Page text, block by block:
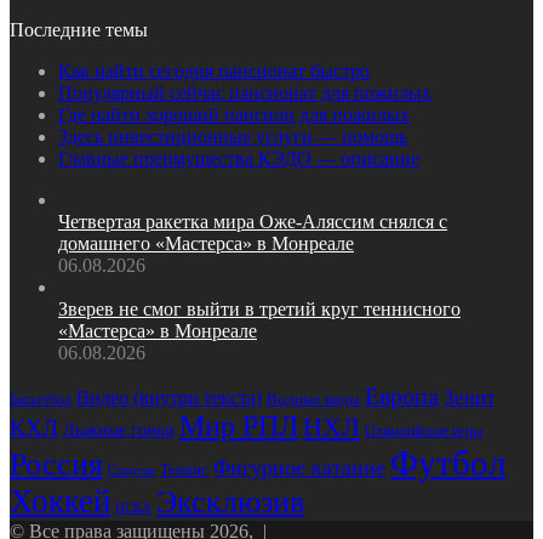
Последние темы
Как найти сегодня пансионат быстро
Популярный сейчас пансионат для пожилых
Где найти хороший пансион для пожилых
Здесь инвестиционные услуги — помощь
Главные преимущества КЭДО — описание
Четвертая ракетка мира Оже‑Аляссим снялся с
домашнего «Мастерса» в Монреале
06.08.2026
Зверев не смог выйти в третий круг теннисного
«Мастерса» в Монреале
06.08.2026
Баскетбол Видео (внутри текста) Водные виды Европа Зенит
КХЛ Лыжные гонки Мир РПЛНХЛ Олимпийские игры
Россия Спартак Теннис Фигурное катание Футбол
Хоккей ЦСКА Эксклюзив
© Все права защищены 2026, |